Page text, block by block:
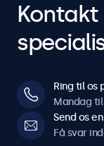
Kontakt
Ring til os
Mandag
Send os
Få svar